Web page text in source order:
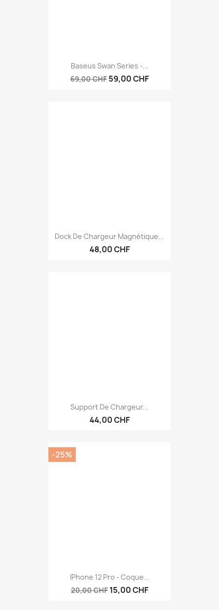
Baseus Swan Series -...
69,00 CHF 59,00 CHF
Dock De Chargeur Magnétique...
48,00 CHF
Support De Chargeur...
44,00 CHF
IPhone 12 Pro - Coque...
20,00 CHF 15,00 CHF
-25%